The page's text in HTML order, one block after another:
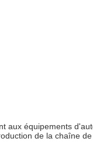
aux équipements
de la chaîne